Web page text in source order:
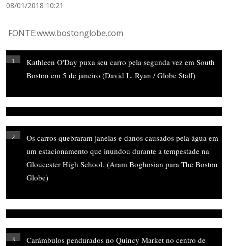
08/01/2018 10:21
FONTE:www.bostonglobe.com
1
Kathleen O'Day puxa seu carro pela segunda vez em South
Boston em 5 de janeiro (David L. Ryan / Globe Staff)
2
Os carros quebraram janelas e danos causados ​​pela água em
um estacionamento que inundou durante a tempestade na
Gloucester High School. (Aram Boghosian para The Boston
Globe)
3
Carámbulos pendurados no Quincy Market no centro de